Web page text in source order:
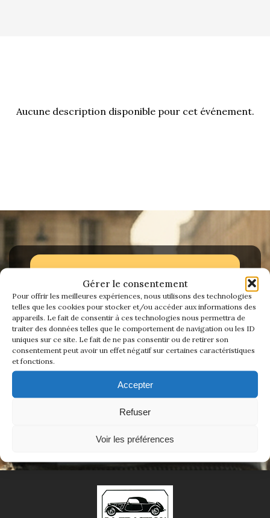
Gérer le consentement
Pour offrir les meilleures expériences, nous utilisons des technologies
telles que les cookies pour stocker et/ou accéder aux informations des
appareils. Le fait de consentir à ces technologies nous permettra de
traiter des données telles que le comportement de navigation ou les ID
uniques sur ce site. Le fait de ne pas consentir ou de retirer son
consentement peut avoir un effet négatif sur certaines caractéristiques
et fonctions.
Accepter
Refuser
Voir les préférences
membres
Présentation 15 six
Evolution 7 et 11 -
1934/1941
Evolution 11 –
1945/1952
Evolution 11 –
La 15/6 G –
1938/1947
La 15/6 D –
1954/1956
Aucune description disponible pour cet événement.
ADHÉREZ DÈS MAINTENANT
Rejoindre La Traction Universelle, c'est bien plus
qu'adhérer à un club.
C'est rejoindre une famille de passionnés qui
entretient l'âme d'une voiture mythique.
Ensemble, nous faisons vivre une histoire
authentique — celle d'un savoir-faire, d'un style,
et d'un esprit de liberté qui ne s'invente pas.
Adhérer en ligne